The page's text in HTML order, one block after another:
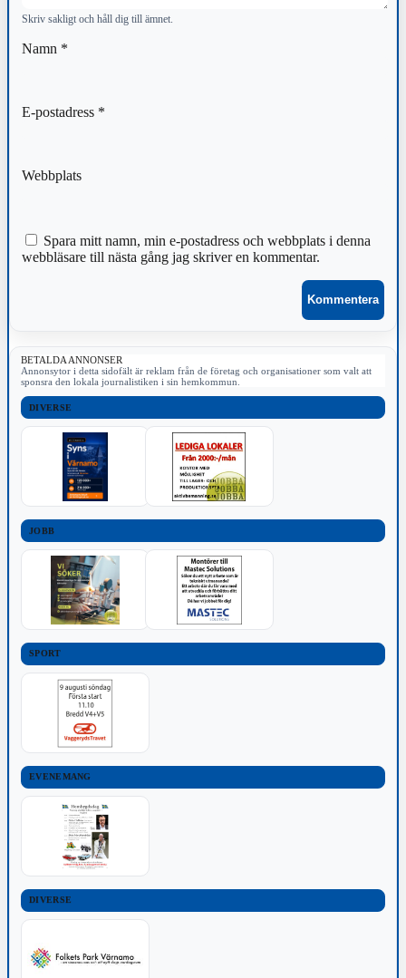
Skriv sakligt och håll dig till ämnet.
Namn *
E-postadress *
Webbplats
Spara mitt namn, min e-postadress och webbplats i denna
webbläsare till nästa gång jag skriver en kommentar.
BETALDA ANNONSER
Annonsytor i detta sidofält är reklam från de företag och organisationer som valt att
sponsra den lokala journalistiken i sin hemkommun.
DIVERSE
JOBB
SPORT
EVENEMANG
DIVERSE